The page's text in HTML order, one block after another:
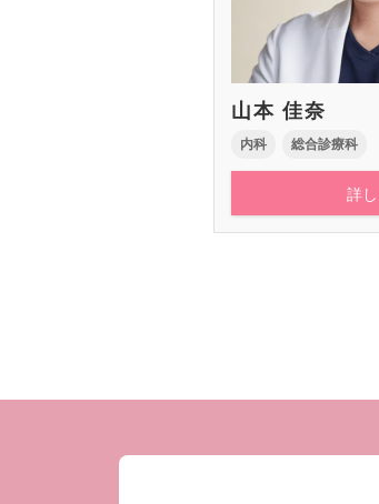
山本 佳奈
内科 総合診療科
詳